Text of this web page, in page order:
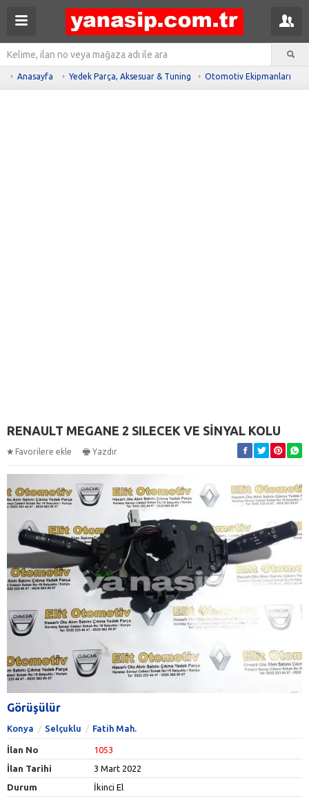
Anasayfa Yedek Parça, Aksesuar & Tuning Otomotiv Ekipmanları
RENAULT MEGANE 2 SILECEK VE SİNYAL KOLU
Favorilere ekle Yazdır
Görüşülür
Konya Selçuklu Fatih Mah.
İlan No
1053
İlan Tarihi
3 Mart 2022
Durum
İkinci El